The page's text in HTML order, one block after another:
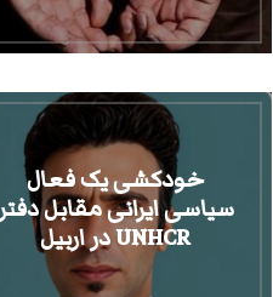
خودکشی یک فعال
سیاسی ایرانی مقابل دفتر
UNHCR در اربیل